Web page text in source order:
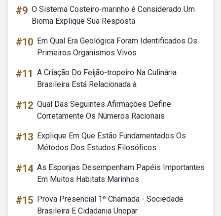
#9 O Sistema Costeiro-marinho é Considerado Um
Bioma Explique Sua Resposta
#10 Em Qual Era Geológica Foram Identificados Os
Primeiros Organismos Vivos
#11 A Criação Do Feijão-tropeiro Na Culinária
Brasileira Está Relacionada à
#12 Qual Das Seguintes Afirmações Define
Corretamente Os Números Racionais
#13 Explique Em Que Estão Fundamentados Os
Métodos Dos Estudos Filosóficos
#14 As Esponjas Desempenham Papéis Importantes
Em Muitos Habitats Marinhos
#15 Prova Presencial 1º Chamada - Sociedade
Brasileira E Cidadania Unopar